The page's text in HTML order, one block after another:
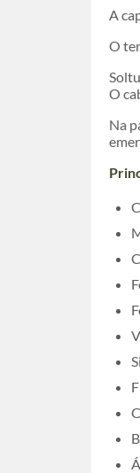
A
O
O
Na